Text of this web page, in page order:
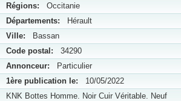
Régions: Occitanie
Départements: Hérault
Ville: Bassan
Code postal: 34290
Annonceur: Particulier
1ère publication le: 10/05/2022
KNK Bottes Homme. Noir Cuir Véritable. Neuf